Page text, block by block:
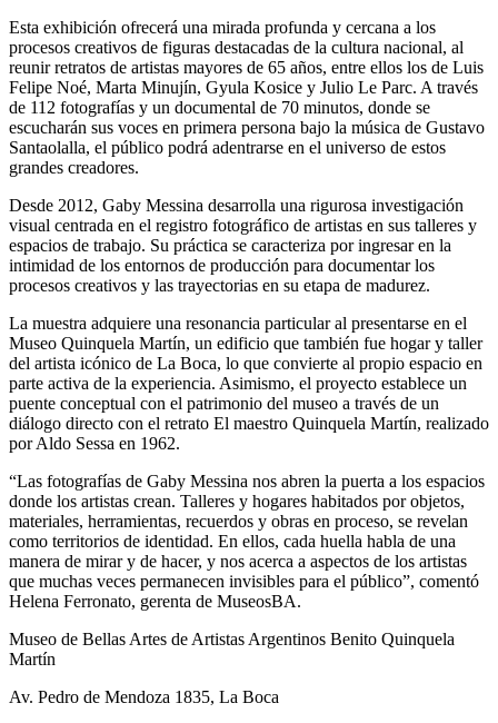
Esta exhibición ofrecerá una mirada profunda y cercana a los
procesos creativos de figuras destacadas de la cultura nacional, al
reunir retratos de artistas mayores de 65 años, entre ellos los de Luis
Felipe Noé, Marta Minujín, Gyula Kosice y Julio Le Parc. A través
de 112 fotografías y un documental de 70 minutos, donde se
escucharán sus voces en primera persona bajo la música de Gustavo
Santaolalla, el público podrá adentrarse en el universo de estos
grandes creadores.
Desde 2012, Gaby Messina desarrolla una rigurosa investigación
visual centrada en el registro fotográfico de artistas en sus talleres y
espacios de trabajo. Su práctica se caracteriza por ingresar en la
intimidad de los entornos de producción para documentar los
procesos creativos y las trayectorias en su etapa de madurez.
La muestra adquiere una resonancia particular al presentarse en el
Museo Quinquela Martín, un edificio que también fue hogar y taller
del artista icónico de La Boca, lo que convierte al propio espacio en
parte activa de la experiencia. Asimismo, el proyecto establece un
puente conceptual con el patrimonio del museo a través de un
diálogo directo con el retrato El maestro Quinquela Martín, realizado
por Aldo Sessa en 1962.
“Las fotografías de Gaby Messina nos abren la puerta a los espacios
donde los artistas crean. Talleres y hogares habitados por objetos,
materiales, herramientas, recuerdos y obras en proceso, se revelan
como territorios de identidad. En ellos, cada huella habla de una
manera de mirar y de hacer, y nos acerca a aspectos de los artistas
que muchas veces permanecen invisibles para el público”, comentó
Helena Ferronato, gerenta de MuseosBA.
Museo de Bellas Artes de Artistas Argentinos Benito Quinquela
Martín
Av. Pedro de Mendoza 1835, La Boca